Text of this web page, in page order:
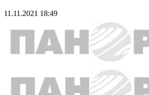
11.11.2021 18:49